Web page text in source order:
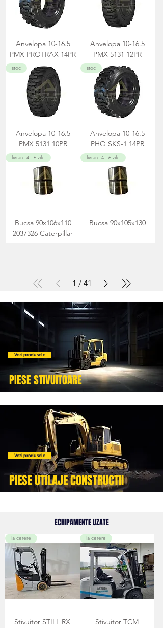
Anvelopa 10-16.5
PMX PROTRAX 14PR
Anvelopa 10-16.5
PMX 5131 12PR
stoc
Anvelopa 10-16.5
PMX 5131 10PR
stoc
Anvelopa 10-16.5
PHO SKS-1 14PR
livrare 4 - 6 zile
Bucsa 90x106x110
2037326 Caterpillar
livrare 4 - 6 zile
Bucsa 90x105x130
1 / 41
Vezi produsele
PIESE STIVUITOARE
Vezi produsele
PIESE UTILAJE CONSTRUCTII
ECHIPAMENTE UZATE
la cerere
Stivuitor STILL RX
la cerere
Stivuitor TCM